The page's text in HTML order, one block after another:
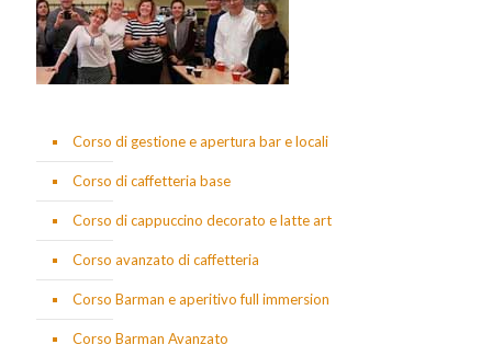
Corso di gestione e apertura bar e locali
Corso di caffetteria base
Corso di cappuccino decorato e latte art
Corso avanzato di caffetteria
Corso Barman e aperitivo full immersion
Corso Barman Avanzato